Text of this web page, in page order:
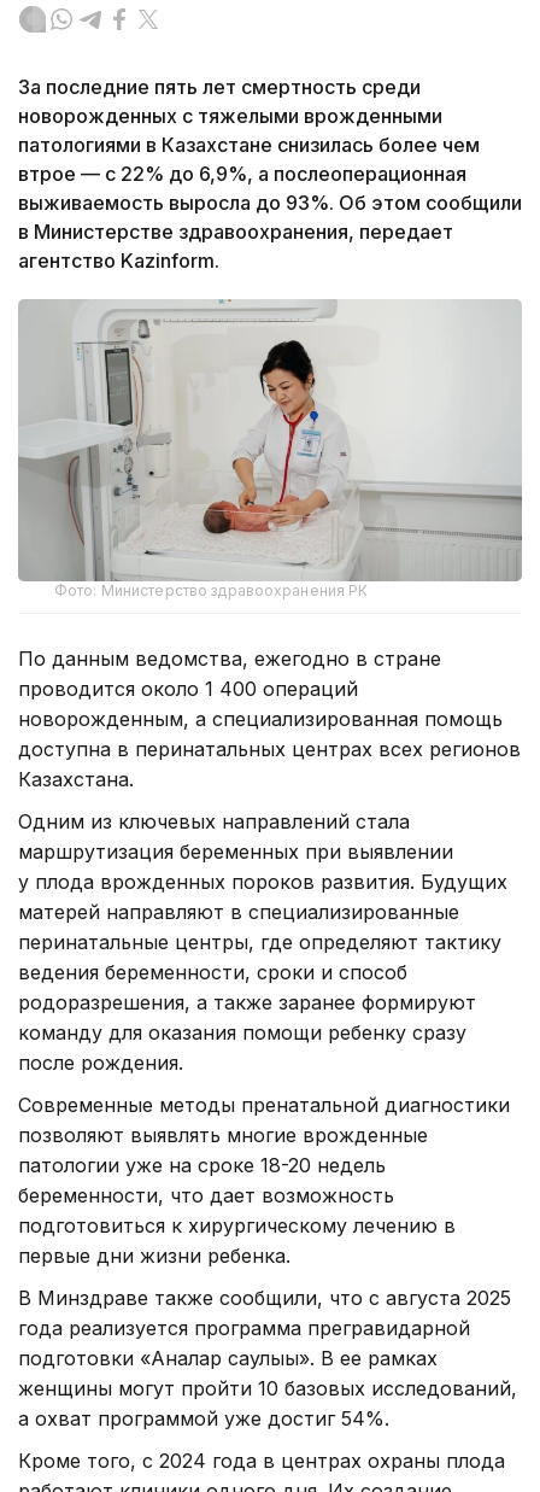
За последние пять лет смертность среди
новорожденных с тяжелыми врожденными
патологиями в Казахстане снизилась более чем
втрое — с 22% до 6,9%, а послеоперационная
выживаемость выросла до 93%. Об этом сообщили
в Министерстве здравоохранения, передает
агентство Kazinform.
Фото: Министерство здравоохранения РК
По данным ведомства, ежегодно в стране
проводится около 1 400 операций
новорожденным, а специализированная помощь
доступна в перинатальных центрах всех регионов
Казахстана.
Одним из ключевых направлений стала
маршрутизация беременных при выявлении
у плода врожденных пороков развития. Будущих
матерей направляют в специализированные
перинатальные центры, где определяют тактику
ведения беременности, сроки и способ
родоразрешения, а также заранее формируют
команду для оказания помощи ребенку сразу
после рождения.
Современные методы пренатальной диагностики
позволяют выявлять многие врожденные
патологии уже на сроке 18-20 недель
беременности, что дает возможность
подготовиться к хирургическому лечению в
первые дни жизни ребенка.
В Минздраве также сообщили, что с августа 2025
года реализуется программа прегравидарной
подготовки «Аналар саулығы». В ее рамках
женщины могут пройти 10 базовых исследований,
а охват программой уже достиг 54%.
Кроме того, с 2024 года в центрах охраны плода